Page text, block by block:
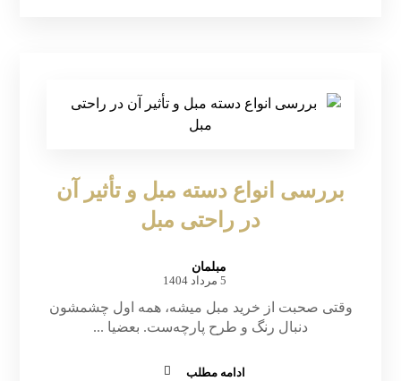
بررسی انواع دسته مبل و تأثیر آن
در راحتی مبل
مبلمان
5 مرداد 1404
وقتی صحبت از خرید مبل میشه، همه اول چشمشون
دنبال رنگ و طرح پارچه‌ست. بعضیا ...
ادامه مطلب